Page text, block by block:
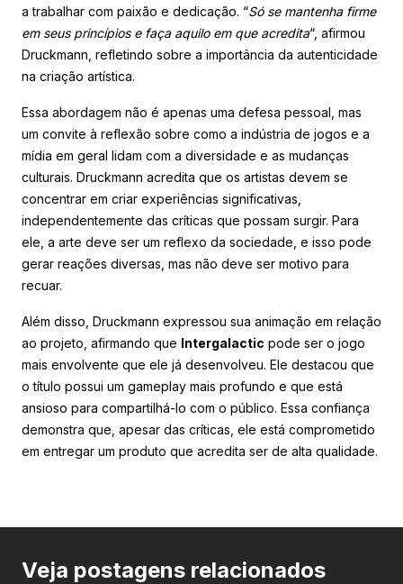
a trabalhar com paixão e dedicação. “Só se mantenha firme
em seus princípios e faça aquilo em que acredita“, afirmou
Druckmann, refletindo sobre a importância da autenticidade
na criação artística.
Essa abordagem não é apenas uma defesa pessoal, mas
um convite à reflexão sobre como a indústria de jogos e a
mídia em geral lidam com a diversidade e as mudanças
culturais. Druckmann acredita que os artistas devem se
concentrar em criar experiências significativas,
independentemente das críticas que possam surgir. Para
ele, a arte deve ser um reflexo da sociedade, e isso pode
gerar reações diversas, mas não deve ser motivo para
recuar.
Além disso, Druckmann expressou sua animação em relação
ao projeto, afirmando que Intergalactic pode ser o jogo
mais envolvente que ele já desenvolveu. Ele destacou que
o título possui um gameplay mais profundo e que está
ansioso para compartilhá-lo com o público. Essa confiança
demonstra que, apesar das críticas, ele está comprometido
em entregar um produto que acredita ser de alta qualidade.
Veja postagens relacionados